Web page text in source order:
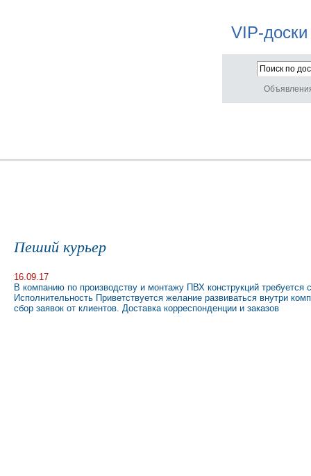
VIP-
Пеший курьер
16.09.17
В компанию по производству и монтажу ПВХ конструкций
Исполнительность Приветствуется желание развиваться внутри
сбор заявок от клиентов. Доставка корреспонденции и заказов